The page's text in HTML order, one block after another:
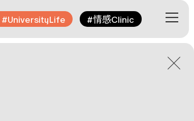
#UniversityLife #情感Clinic